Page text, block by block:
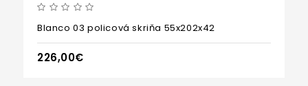
Blanco 03 policová skriňa 55x202x42
226,00€